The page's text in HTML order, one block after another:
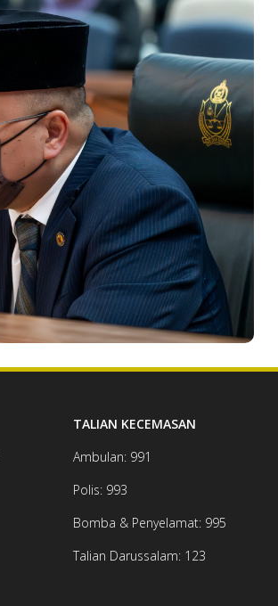
TALIAN KECEMASAN
Ambulan: 991
Polis: 993
Bomba & Penyelamat: 995
Talian Darussalam: 123